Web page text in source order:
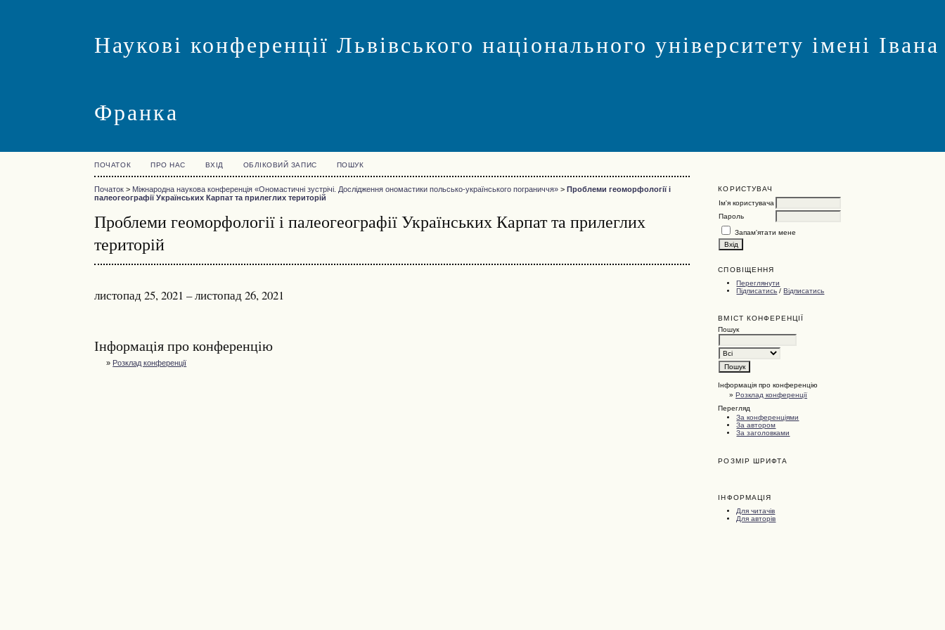
Наукові конференції Львівського національного університету імені Івана
Франка
КОРИСТУВАЧ
Ім'я користувача
Пароль
Запам'ятати мене
СПОВІЩЕННЯ
Переглянути
Підписатись /Відписатись
ВМІСТ КОНФЕРЕНЦІЇ
Пошук
Інформація про конференцію
»Розклад конференції
Перегляд
За конференціями
За автором
За заголовками
РОЗМІР ШРИФТА
ІНФОРМАЦІЯ
Для читачів
Для авторів
ПОЧАТОК ПРО НАС ВХІД ОБЛІКОВИЙ ЗАПИС ПОШУК
Початок > Міжнародна наукова конференція «Ономастичні зустрічі. Дослідження ономастики польсько-українського пограниччя» >Проблеми геоморфології і
палеогеографії Українських Карпат та прилеглих територій
Проблеми геоморфології і палеогеографії Українських Карпат та прилеглих
територій
листопад 25, 2021 – листопад 26, 2021
Інформація про конференцію
» Розклад конференції